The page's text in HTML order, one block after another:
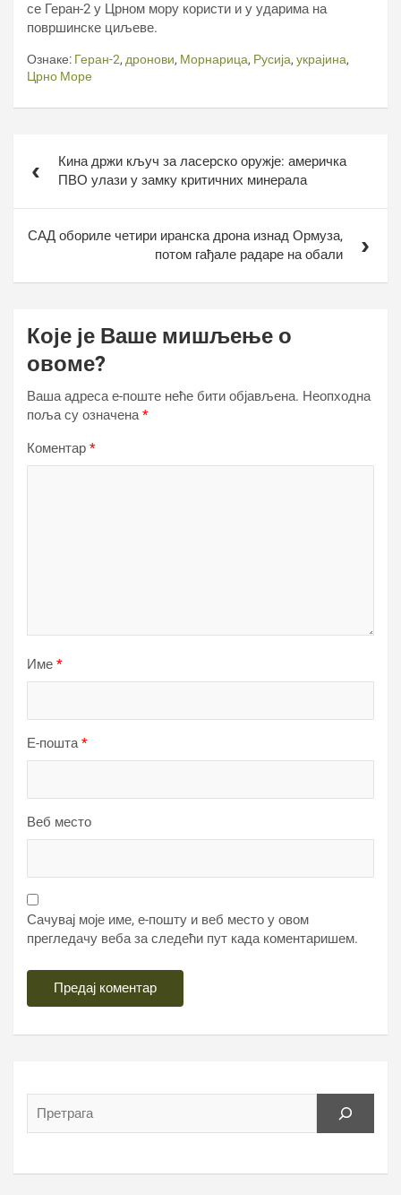
се Геран-2 у Црном мору користи и у ударима на
површинске циљеве.
Ознаке: Геран-2, дронови, Морнарица, Русија, украјина,
Црно Море
чланкаКина држи кључ за ласерско оружје: америчка
ПВО улази у замку критичних минерала
САД обориле четири иранска дрона изнад Ормуза,
потом гађале радаре на обали
Које је Ваше мишљење о
овоме?
Ваша адреса е-поште неће бити објављена. Неопходна
поља су означена*
Коментар *
Име *
Е-пошта*
Веб место
Сачувај моје име, е-пошту и веб место у овом
прегледачу веба за следећи пут када коментаришем.